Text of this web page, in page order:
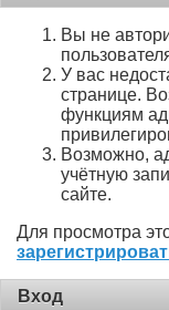
Вы не
У вас
странице.
функциям
Возможно,
учётную
сайте.
Для просмотра
Вход